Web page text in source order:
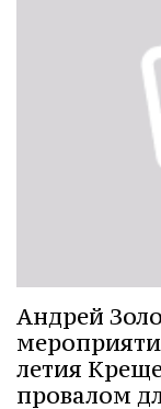
Андрей
летия
провалом